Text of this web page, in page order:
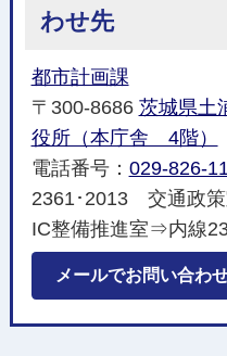
わせ先
都市計画課
〒300-8686 茨城県土
役所（本庁舎 4階）
電話番号： 029-826-
2361･2013 交通政
IC整備推進室⇒内線
メールでお問い合わ